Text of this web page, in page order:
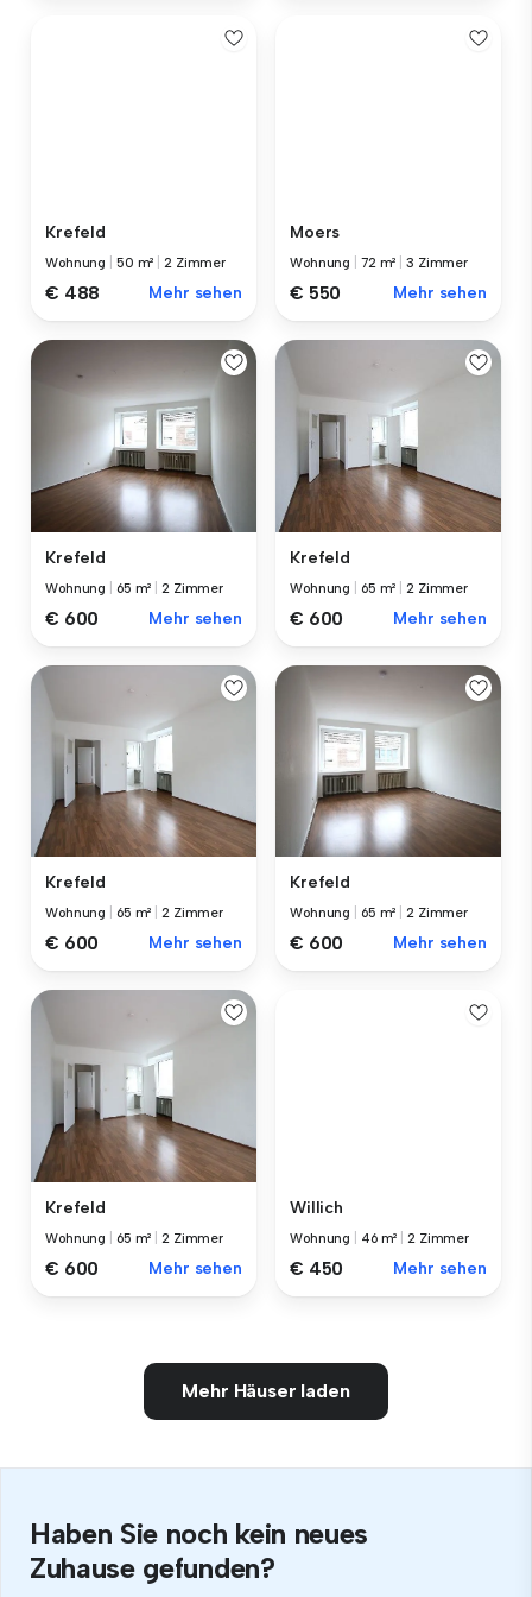
Krefeld
Wohnung 50 m² |2 Zimmer
€ 488 Mehr sehen
Moers
Wohnung 72 m² |3 Zimmer
€ 550 Mehr sehen
Krefeld
Wohnung 65 m² |2 Zimmer
€ 600 Mehr sehen
Krefeld
Wohnung 65 m² |2 Zimmer
€ 600 Mehr sehen
Krefeld
Wohnung 65 m² |2 Zimmer
€ 600 Mehr sehen
Krefeld
Wohnung 65 m² |2 Zimmer
€ 600 Mehr sehen
Krefeld
Wohnung 65 m² |2 Zimmer
€ 600 Mehr sehen
Willich
Wohnung 46 m² |2 Zimmer
€ 450 Mehr sehen
Mehr Häuser laden
Haben Sie noch kein neues
Zuhause gefunden?